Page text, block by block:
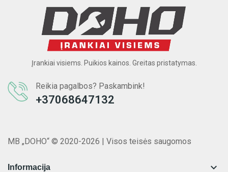
Įrankiai visiems. Puikios kainos. Greitas pristatymas.
Reikia pagalbos? Paskambink!
+37068647132
MB „DOHO“ © 2020-2026 | Visos teisės saugomos
Informacija 